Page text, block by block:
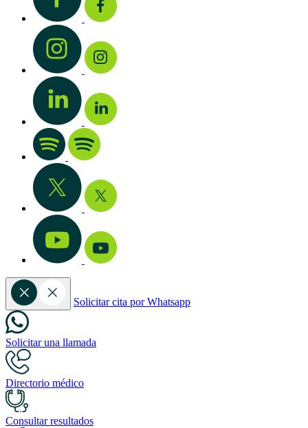
Solicitar cita por Whatsapp
Solicitar una llamada
Directorio médico
Consultar resultados